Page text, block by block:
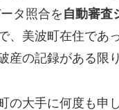
タ照合を 自動審査
、美波町在住であ
産の記録がある限
の大手に何度も申